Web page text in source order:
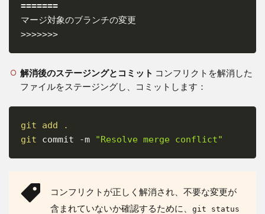
=======
>>>>>>>
解消後のステージングとコミット コンフリクトを解消した
ファイルをステージングし、コミットします：
git add
.
git commit -m "Resolve merge conflict"
コンフリクトが正しく解消され、不要な変更が
含まれていないか確認するために、 git status